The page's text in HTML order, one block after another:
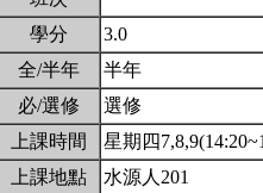
學分
3.0
全/半年
半年
必/選修
選修
上課時間
星期四
上課地點
水源人201